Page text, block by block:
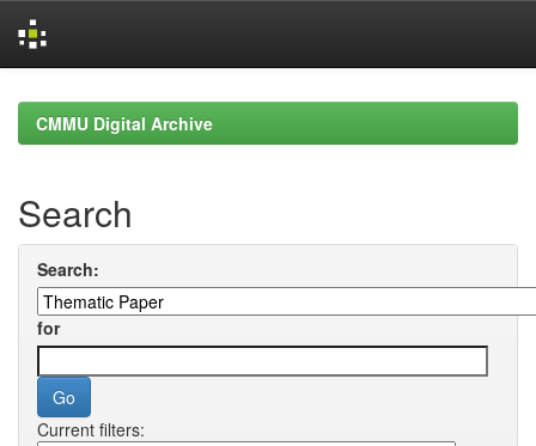
navigationCMMU Digital Archive
Search
Search:
for
Current filters: